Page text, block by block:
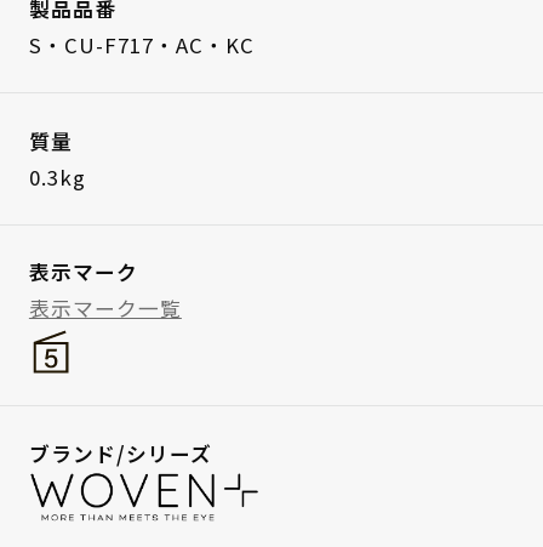
製品品番
S・CU-F717・AC・KC
質量
0.3kg
表示マーク
表示マーク一覧
ブランド/シリーズ